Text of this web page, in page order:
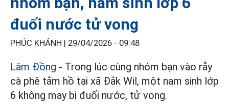
đuối nước tử vong
PHÚC KHÁNH | 29/04/2026 - 09:48
Lâm Đồng - Trong lúc cùng nhóm bạn vào rẫy
cà phê tắm hồ tại xã Đắk Wil, một nam sinh lớp
6 không may bị đuối nước, tử vong.